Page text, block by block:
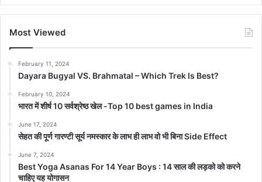
Most Viewed
February 11, 2024
Dayara Bugyal VS. Brahmatal – Which Trek Is Best?
February 10, 2024
भारत में शीर्ष 10 सर्वश्रेष्ठ खेल -Top 10 best games in India
June 17, 2024
सेहत की पूर्ण गारण्टी सूर्य नमस्कार के लाभ ही लाभ वो भी बिना Side Effect
June 7, 2024
Best Yoga Asanas For 14 Year Boys : 14 साल की लड़को को करने
चाहिए यह योगासन